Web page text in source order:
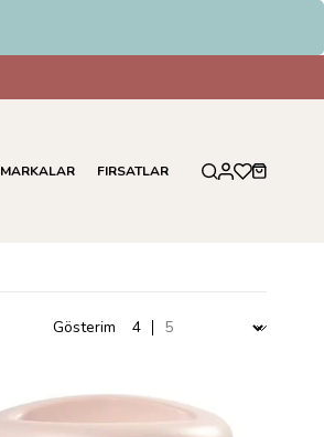
MARKALAR FIRSATLAR